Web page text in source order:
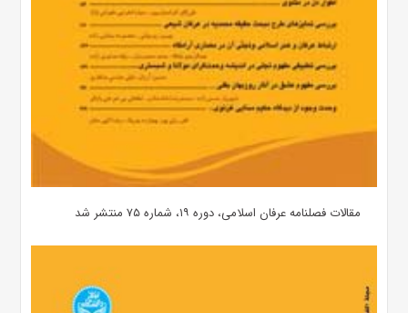
مقالات فصلنامه عرفان اسلامی، دوره ۱۹، شماره ۷۵ منتشر شد